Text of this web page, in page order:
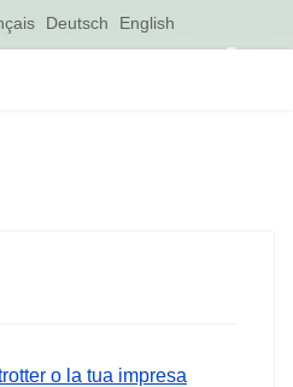
Deutsch English
o la tua impresa